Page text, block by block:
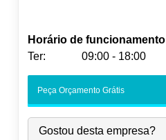
Horário de funcionamento
Ter:
09:00 - 18:00
-
Qua:
09:00-18:00
Qui:
09:00-18:00
Peça Orçamento Grátis
Gostou desta empresa?